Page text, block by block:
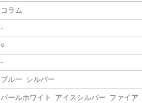
コラム
-
○
-
ブルー シルバー
パールホワイト アイスシルバー ファイア